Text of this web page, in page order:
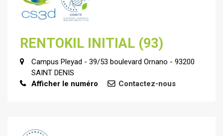
RENTOKIL INITIAL (93)
Campus Pleyad - 39/53 boulevard Ornano - 93200
SAINT DENIS
Afficher le numéro
Contactez-nous